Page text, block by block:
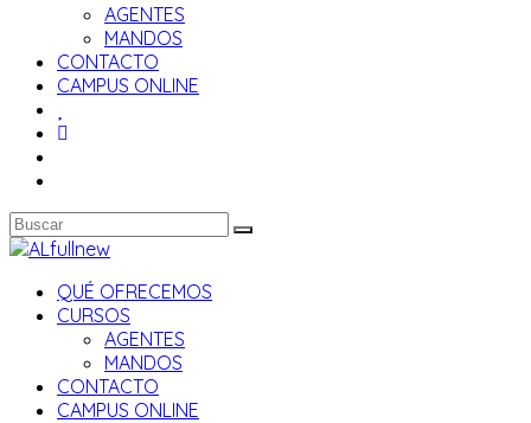
AGENTES
MANDOS
CONTACTO
CAMPUS ONLINE
QUÉ OFRECEMOS
CURSOS
AGENTES
MANDOS
CONTACTO
CAMPUS ONLINE